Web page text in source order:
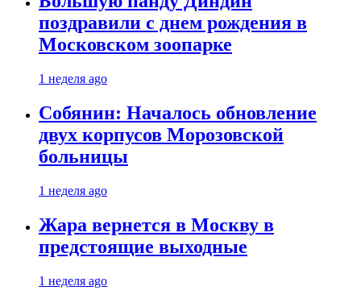
поздравили с днем рождения в
Московском зоопарке
1 неделя ago
Собянин: Началось обновление
двух корпусов Морозовской
больницы
1 неделя ago
Жара вернется в Москву в
предстоящие выходные
1 неделя ago